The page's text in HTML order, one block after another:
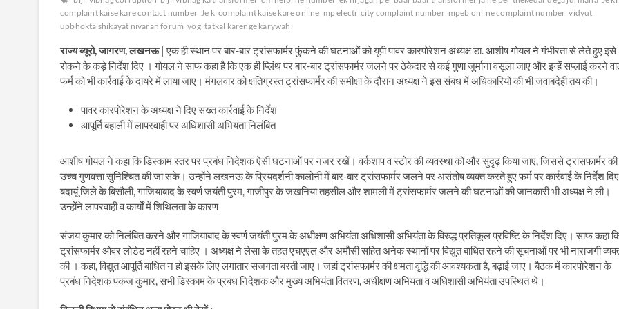
complaint kaise kare contact number Je ki complaint kaise kare online mp electricity complaint number mpeb online complaint number vidyut
upbhokta shikayat nivaran forum yogi tatkal karenge karywahi
राज्य ब्यूरो, जागरण, लखनऊ| एक ही स्थान पर बार-बार ट्रांसफार्मर फुंकने की घटनाओं को यूपी पावर कारपोरेशन अध्यक्ष डा. आशीष गोयल ने गंभीरता से लेते हुए इसे
रोकने के कड़े निर्देश दिए । गोयल ने साफ कहा है कि एक ही प्लिंथ पर बार-बार ट्रांसफार्मर जलने पर ठेकेदार से कई गुणा जुर्माना वसूला जाए और इन्हें सप्लाई करने
फर्म को भी कार्रवाई के दायरे में लाया जाए। मंगलवार को क्षतिग्रस्त ट्रांसफार्मर की समीक्षा के दौरान अध्यक्ष ने इस संबंध में अधिकारियों की भी जवाबदेही तय की।
पावर कारपोरेशन के अध्यक्ष ने दिए सख्त कार्रवाई के निर्देश
आपूर्ति बहाली में लापरवाही पर अधिशासी अभियंता निलंबित
आशीष गोयल ने कहा कि डिस्काम स्तर पर प्रबंध निदेशक ऐसी घटनाओं पर नजर रखें। वर्कशाप व स्टोर की व्यवस्था को और सुदृढ़ किया जाए, जिससे ट्रांसफार्मर की
उच्च गुणवत्ता सुनिश्चित की जा सके। उन्होंने लखनऊ के प्रियदर्शनी कालोनी में बार-बार ट्रांसफार्मर जलने पर असंतोष व्यक्त करते हुए फर्म पर कार्रवाई के निर्देश
बदायूं जिले के बिसौली, गाजियाबाद के स्वर्ण जयंती पुरम, गाजीपुर के जखनिया तहसील और शामली में ट्रांसफार्मर जलने की घटनाओं की जानकारी भी अध्यक्ष ने ली।
उन्होंने लापरवाही व कार्यों में शिथिलता के कारण
संजय कुमार को निलंबित करने और गाजियाबाद के स्वर्ण जयंती पुरम के अधीक्षण अभियंता अधिशासी अभियंता के विरुद्ध प्रतिकूल प्रविष्टि के निर्देश दिए। साफ कहा
ट्रांसफार्मर ओवर लोडेड नहीं रहने चाहिए । अध्यक्ष ने लेसा के तहत एचएएल और अमौसी सहित अनेक स्थानों पर विद्युत बाधित रहने की सूचनाओं पर भी नाराजगी
की । कहा, विद्युत आपूर्ति बाधित न हो इसके लिए लगातार सजगता बरती जाए। जहां ट्रांसफार्मर की क्षमता वृद्धि की आवश्यकता है, बढ़ाई जाए। बैठक में कारपोरेशन के
प्रबंध निदेशक पंकज कुमार, सभी डिस्काम के प्रबंध निदेशक और मुख्य अभियंता वितरण, अधीक्षण अभियंता व अधिशासी अभियंता उपस्थित थे।